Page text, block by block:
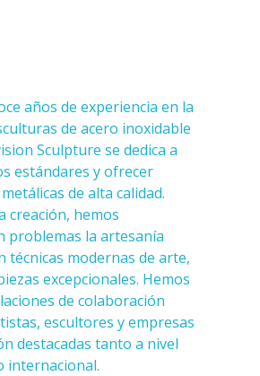
años de experiencia en la
de acero inoxidable
Sculpture se dedica a
estándares y ofrecer
de alta calidad.
creación, hemos
problemas la artesanía
técnicas modernas de arte,
excepcionales. Hemos
de colaboración
escultores y empresas
destacadas tanto a nivel
internacional.